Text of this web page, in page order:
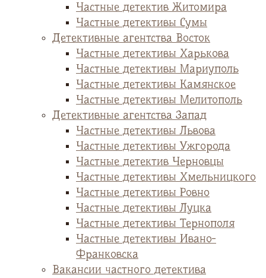
Частные детектив Житомира
Частные детективы Сумы
Детективные агентства Восток
Частные детективы Харькова
Частные детективы Мариуполь
Частные детективы Камянское
Частные детективы Мелитополь
Детективные агентства Запад
Частные детективы Львова
Частные детективы Ужгорода
Частные детектив Черновцы
Частные детективы Хмельницкого
Частные детективы Ровно
Частные детективы Луцка
Частные детективы Тернополя
Частные детективы Ивано-
Франковска
Вакансии частного детектива